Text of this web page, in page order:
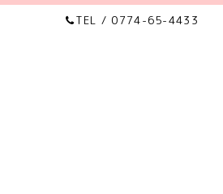
TEL / 0774-65-4433